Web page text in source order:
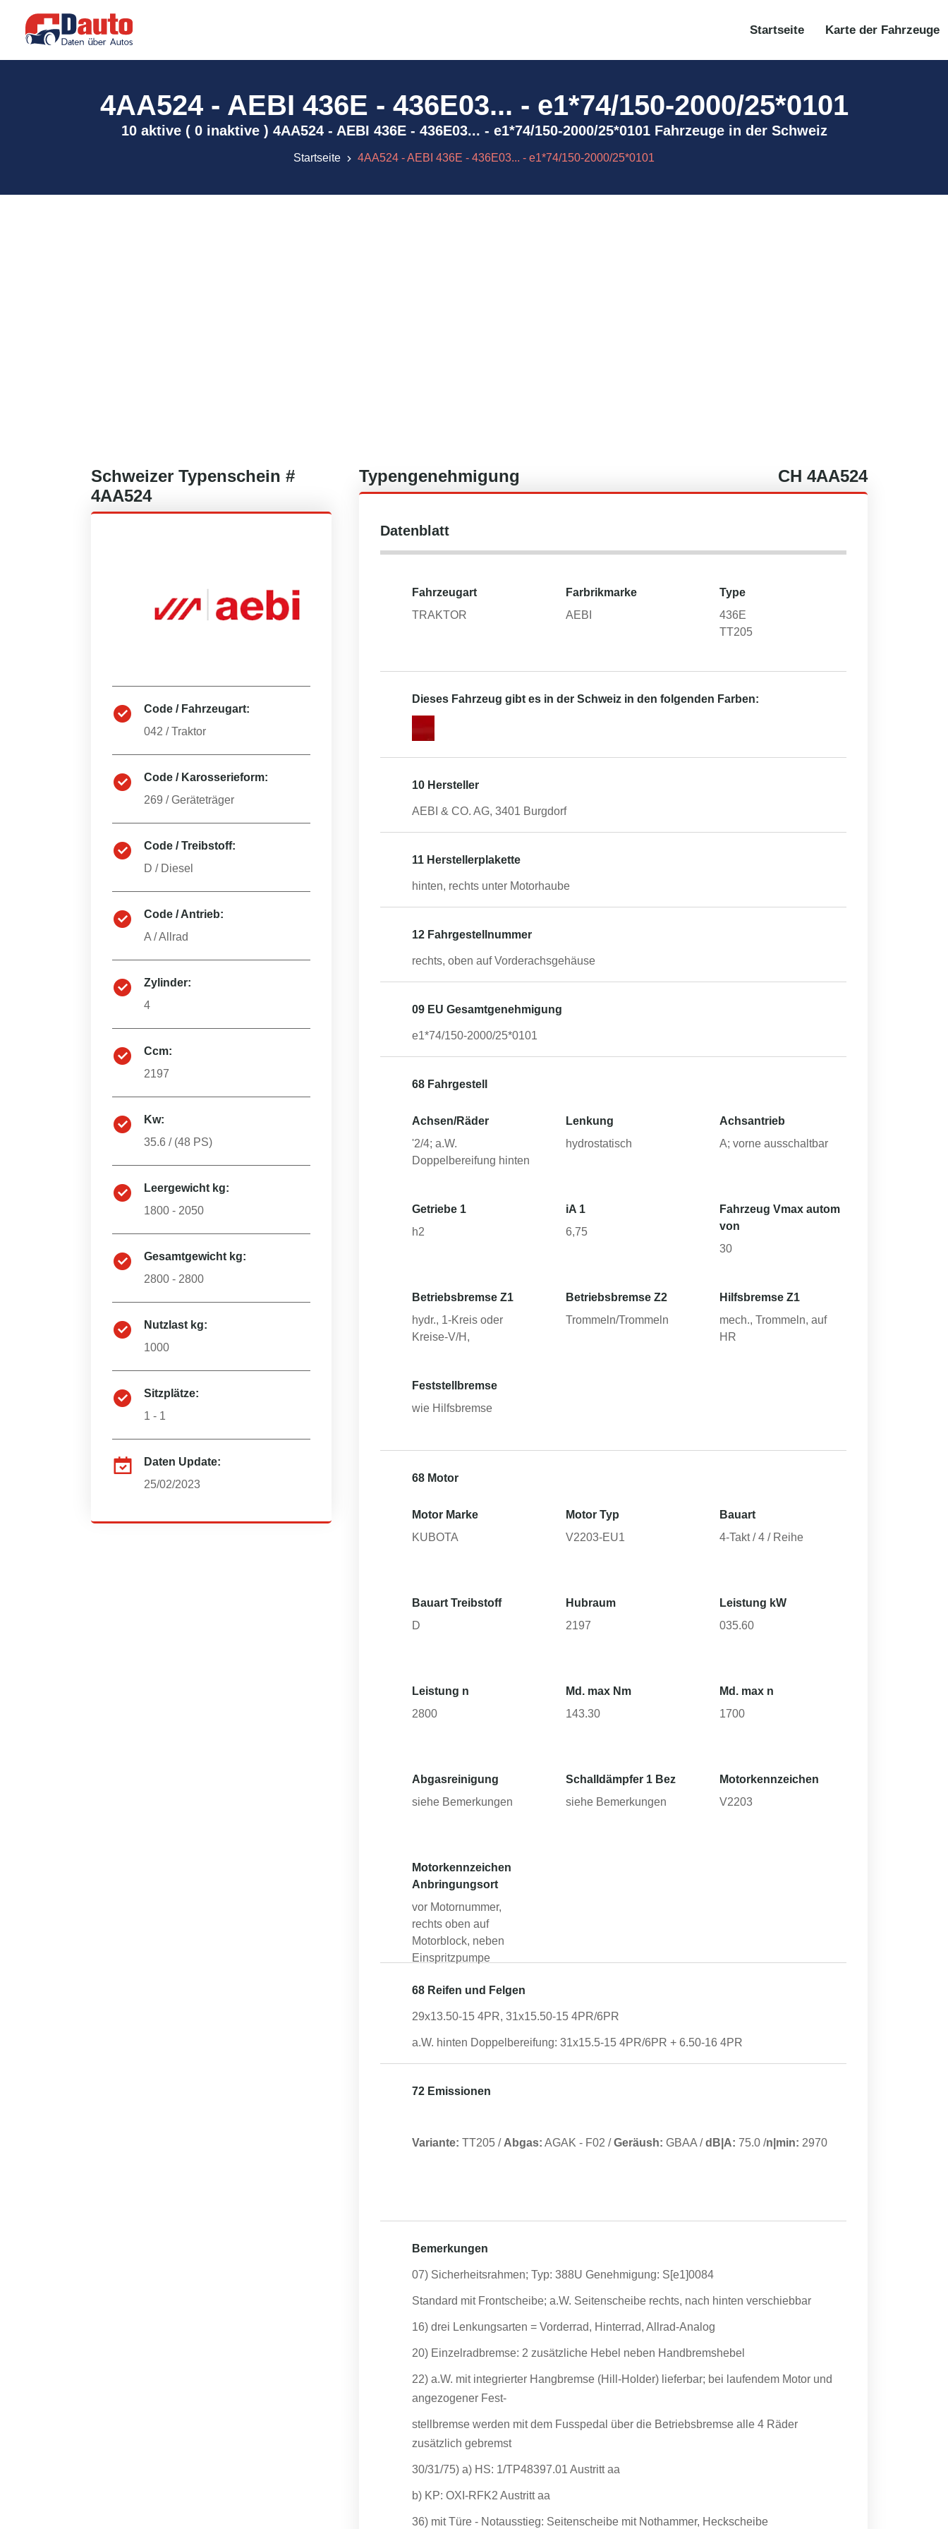
Startseite Karte der Fahrzeuge
4AA524 - AEBI 436E - 436E03... - e1*74/150-2000/25*0101
10 aktive ( 0 inaktive ) 4AA524 - AEBI 436E - 436E03... - e1*74/150-2000/25*0101 Fahrzeuge in der Schweiz
Startseite 4AA524 - AEBI 436E - 436E03... - e1*74/150-2000/25*0101
Schweizer Typenschein #
4AA524
Code / Fahrzeugart:
042 /Traktor
Code / Karosserieform:
269 /Geräteträger
Code / Treibstoff:
D / Diesel
Code / Antrieb:
A /Allrad
Zylinder:
4
Ccm:
2197
Kw:
35.6 / (48 PS)
Leergewicht kg:
1800 - 2050
Gesamtgewicht kg:
2800 - 2800
Nutzlast kg:
1000
Sitzplätze:
1 - 1
Daten Update:
25/02/2023
Typengenehmigung CH 4AA524
Datenblatt
Fahrzeugart
TRAKTOR
Farbrikmarke
AEBI
Type
436E
TT205
Dieses Fahrzeug gibt es in der Schweiz in den folgenden Farben:
10 Hersteller
AEBI & CO. AG, 3401 Burgdorf
11 Herstellerplakette
hinten, rechts unter Motorhaube
12 Fahrgestellnummer
rechts, oben auf Vorderachsgehäuse
09 EU Gesamtgenehmigung
e1*74/150-2000/25*0101
68 Fahrgestell
Achsen/Räder
'2/4; a.W.
Doppelbereifung hinten
Lenkung
hydrostatisch
Achsantrieb
A; vorne ausschaltbar
Getriebe 1
h2
iA 1
6,75
Fahrzeug Vmax autom
von
30
Betriebsbremse Z1
hydr., 1-Kreis oder
Kreise-V/H,
Betriebsbremse Z2
Trommeln/Trommeln
Hilfsbremse Z1
mech., Trommeln, auf
HR
Feststellbremse
wie Hilfsbremse
68 Motor
Motor Marke
KUBOTA
Motor Typ
V2203-EU1
Bauart
4-Takt / 4 / Reihe
Bauart Treibstoff
D
Hubraum
2197
Leistung kW
035.60
Leistung n
2800
Md. max Nm
143.30
Md. max n
1700
Abgasreinigung
siehe Bemerkungen
Schalldämpfer 1 Bez
siehe Bemerkungen
Motorkennzeichen
V2203
Motorkennzeichen
Anbringungsort
vor Motornummer,
rechts oben auf
Motorblock, neben
Einspritzpumpe
68 Reifen und Felgen
29x13.50-15 4PR, 31x15.50-15 4PR/6PR
a.W. hinten Doppelbereifung: 31x15.5-15 4PR/6PR + 6.50-16 4PR
72 Emissionen
Variante: TT205 / Abgas: AGAK - F02 /Geräush: GBAA /dB|A: 75.0 /n|min: 2970
Bemerkungen
07) Sicherheitsrahmen; Typ: 388U Genehmigung: S[e1]0084
Standard mit Frontscheibe; a.W. Seitenscheibe rechts, nach hinten verschiebbar
16) drei Lenkungsarten = Vorderrad, Hinterrad, Allrad-Analog
20) Einzelradbremse: 2 zusätzliche Hebel neben Handbremshebel
22) a.W. mit integrierter Hangbremse (Hill-Holder) lieferbar; bei laufendem Motor und
angezogener Fest-
stellbremse werden mit dem Fusspedal über die Betriebsbremse alle 4 Räder
zusätzlich gebremst
30/31/75) a) HS: 1/TP48397.01 Austritt aa
b) KP: OXI-RFK2 Austritt aa
36) mit Türe - Notausstieg: Seitenscheibe mit Nothammer, Heckscheibe